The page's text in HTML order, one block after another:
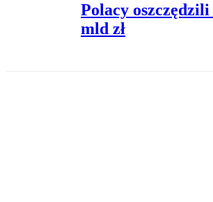
Polacy
mld zł